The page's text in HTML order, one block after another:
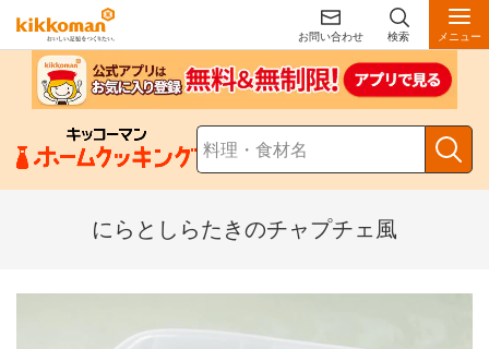
お問い合わせ 検索 メニュー
にらとしらたきのチャプチェ風